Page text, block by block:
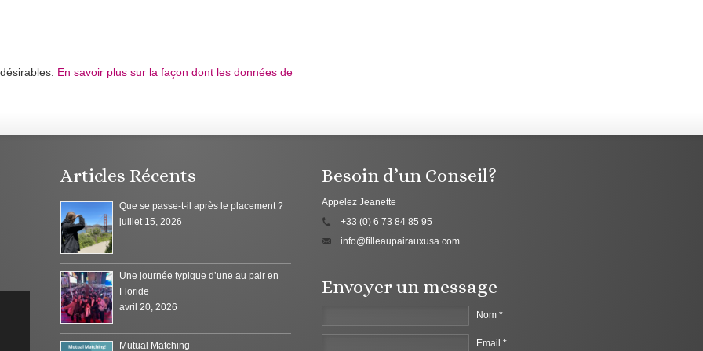
En savoir plus sur la façon dont les données de
Articles Récents
Que se passe-t-il après le placement ?
juillet 15, 2026
Une journée typique d’une au pair en
Floride
avril 20, 2026
Mutual Matching
Besoin d’un Conseil?
Appelez Jeanette
+33 (0) 6 73 84 85 95
info@filleaupairauxusa.com
Envoyer un message
Nom *
Email *